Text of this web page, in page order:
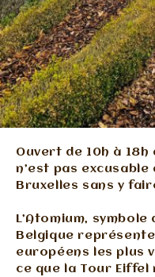
Ouvert de 10h à 18h
n’est pas
Bruxelles sans y
L’Atomium,
Belgique
européens les plus
ce que la Tour